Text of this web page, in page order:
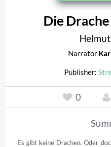
Die
Narrator
Publisher:
0
Es gibt keine Drachen. Oder